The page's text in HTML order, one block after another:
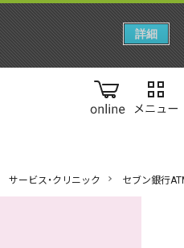
online
サービス・クリニック セブン銀行
詳細